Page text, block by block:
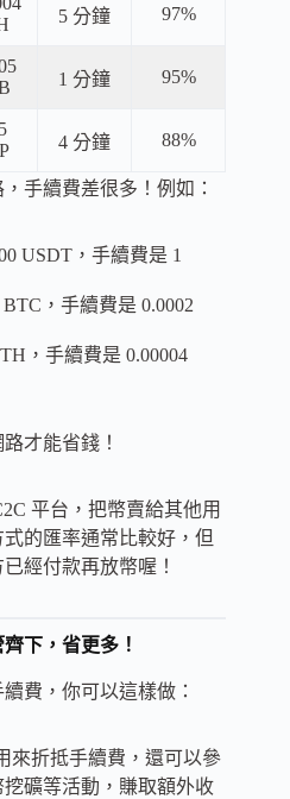
5 分鐘 97%
1 分鐘 95%
4 分鐘 88%
手續費差很多！例如：
USDT，手續費是 1
BTC，手續費是 0.0002
，手續費是 0.00004
才能省錢！
平台，把幣賣給其他用
的匯率通常比較好，但
經付款再放幣喔！
下，省更多！
費，你可以這樣做：
來折抵手續費，還可以參
挖礦等活動，賺取額外收